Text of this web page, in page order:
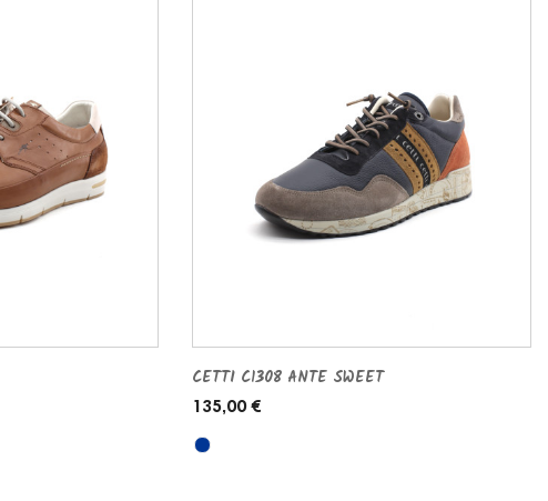
CETTI C1308 ANTE SWEET
135,00 €